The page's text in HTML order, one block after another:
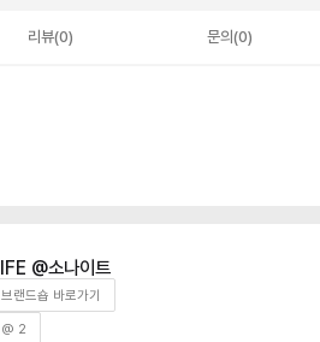
리뷰(0) 문의(0)
소나이트
브랜드숍 바로가기
@ 2